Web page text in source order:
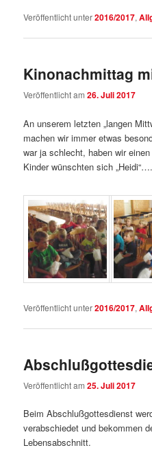
Veröffentlicht unter2016/2017,
Kinonachmittag
Veröffentlicht am26. Juli 2017
An unserem letzten „langen
machen wir immer etwas
war ja schlecht, haben wir
Kinder wünschten sich „Heidi“….
Veröffentlicht unter2016/2017,
Veröffentlicht am25. Juli 2017
Beim Abschlußgottesdienst
verabschiedet und bekommen
Lebensabschnitt.